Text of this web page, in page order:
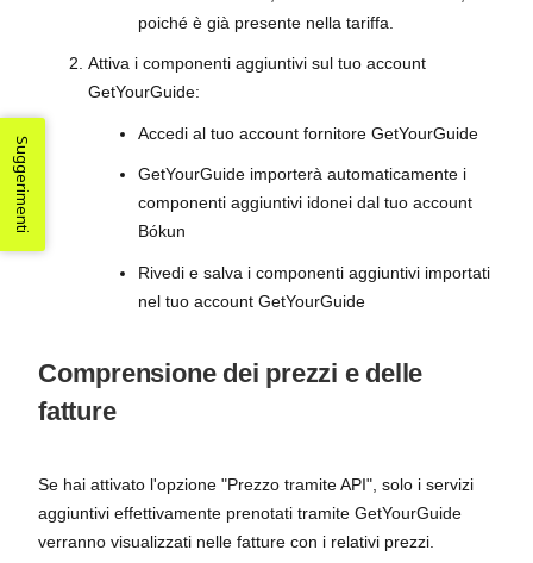
poiché è già presente nella tariffa.
Attiva i componenti aggiuntivi sul tuo account
GetYourGuide:
Accedi al tuo account fornitore GetYourGuide
GetYourGuide importerà automaticamente i
componenti aggiuntivi idonei dal tuo account
Bókun
Rivedi e salva i componenti aggiuntivi importati
nel tuo account GetYourGuide
Comprensione dei prezzi e delle
fatture
Se hai attivato l'opzione "Prezzo tramite API", solo i servizi
aggiuntivi effettivamente prenotati tramite GetYourGuide
verranno visualizzati nelle fatture con i relativi prezzi.
Suggerimenti